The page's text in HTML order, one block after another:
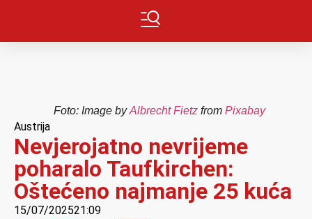
Foto: Image byAlbrecht Fietz from Pixabay
Austrija
Nevjerojatno nevrijeme
poharalo Taufkirchen:
Oštećeno najmanje 25 kuća
15/07/202521:09